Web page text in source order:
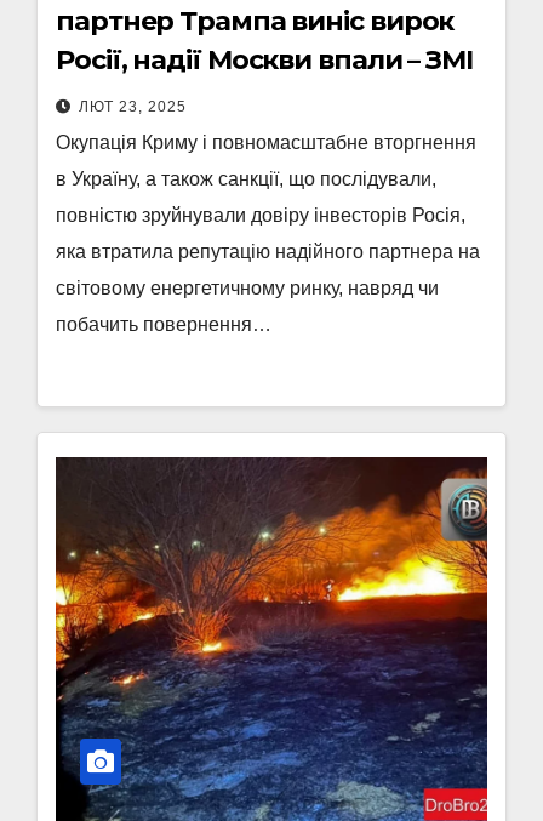
партнер Трампа виніс вирок
Росії, надії Москви впали – ЗМІ
ЛЮТ 23, 2025
Окупація Криму і повномасштабне вторгнення
в Україну, а також санкції, що послідували,
повністю зруйнували довіру інвесторів Росія,
яка втратила репутацію надійного партнера на
світовому енергетичному ринку, навряд чи
побачить повернення…